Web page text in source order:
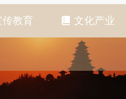
传教育 文化产业